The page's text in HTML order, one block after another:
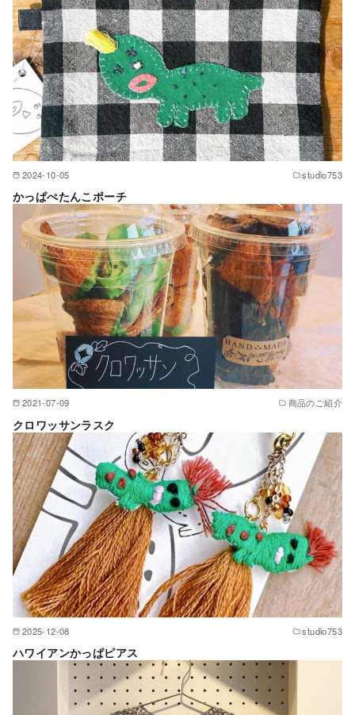
2024-10-05 studio753
かっぱぺたんこポーチ
2021-07-09 商品のご紹介
クロワッサンラスク
2025-12-08 studio753
ハワイアンかっぱピアス